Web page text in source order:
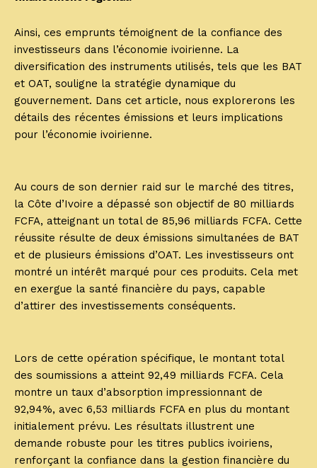
Ainsi, ces emprunts témoignent de la confiance des
investisseurs dans l’économie ivoirienne. La
diversification des instruments utilisés, tels que les BAT
et OAT, souligne la stratégie dynamique du
gouvernement. Dans cet article, nous explorerons les
détails des récentes émissions et leurs implications
pour l’économie ivoirienne.
Au cours de son dernier raid sur le marché des titres,
la Côte d’Ivoire a dépassé son objectif de 80 milliards
FCFA, atteignant un total de 85,96 milliards FCFA. Cette
réussite résulte de deux émissions simultanées de BAT
et de plusieurs émissions d’OAT. Les investisseurs ont
montré un intérêt marqué pour ces produits. Cela met
en exergue la santé financière du pays, capable
d’attirer des investissements conséquents.
Lors de cette opération spécifique, le montant total
des soumissions a atteint 92,49 milliards FCFA. Cela
montre un taux d’absorption impressionnant de
92,94%, avec 6,53 milliards FCFA en plus du montant
initialement prévu. Les résultats illustrent une
demande robuste pour les titres publics ivoiriens,
renforçant la confiance dans la gestion financière du